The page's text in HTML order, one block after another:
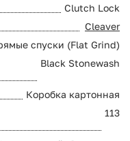
Clutch Lock
Cleaver
спуски (Flat Grind)
Black Stonewash
Коробка картонная
113